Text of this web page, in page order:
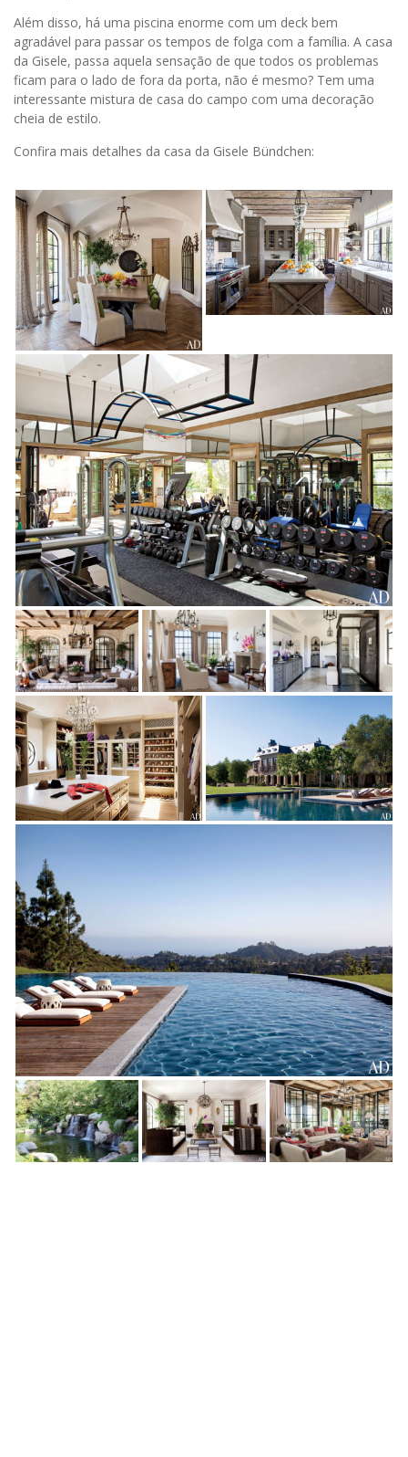
Além disso, há uma piscina enorme com um deck bem
agradável para passar os tempos de folga com a família. A casa
da Gisele, passa aquela sensação de que todos os problemas
ficam para o lado de fora da porta, não é mesmo? Tem uma
interessante mistura de casa do campo com uma decoração
cheia de estilo.
Confira mais detalhes da casa da Gisele Bündchen: